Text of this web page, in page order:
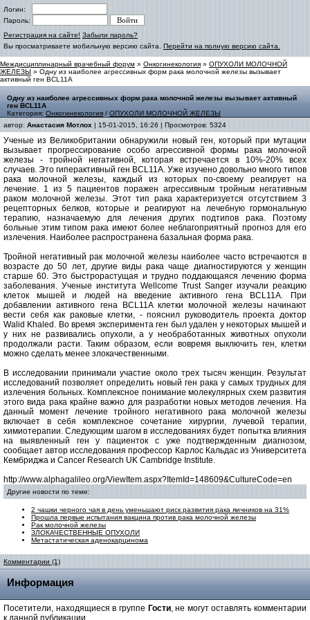
Логин:
Пароль:
Регистрация на сайте! Забыли пароль?
Вы просматриваете мобильную версию сайта. Перейти на полную версию сайта.
Междисциплинарный врачебный форум » Онкогинекология » ОПУХОЛИ МОЛОЧНОЙ
ЖЕЛЕЗЫ » Одну из наиболее агрессивных форм рака молочной железы вызывает
активный ген BCL11A
Одну из наиболее агрессивных форм рака молочной железы вызывает активный
ген BCL11A
Категория: Онкогинекология / ОПУХОЛИ МОЛОЧНОЙ ЖЕЛЕЗЫ
автор: Анастасия Мотлох | 15-01-2015, 16:26 | Просмотров: 5324
Ученые из Великобритании обнаружили новый ген, который при мутации
вызывает прогрессирование особо агрессивной формы рака молочной
железы - тройной негативной, которая встречается в 10%-20% всех
случаев. Это гиперактивный ген BCL11A. Уже изучено довольно много типов
рака молочной железы, каждый из которых по-своему реагирует на
лечение. 1 из 5 пациентов поражен агрессивным тройным негативным
раком молочной железы. Этот тип рака характеризуется отсутствием 3
рецепторных белков, которые и реагируют на лечебную гормональную
терапию, назначаемую для лечения других подтипов рака. Поэтому
больные этим типом рака имеют более неблагоприятный прогноз для его
излечения. Наиболее распространена базальная форма рака.
Тройной негативный рак молочной железы наиболее часто встречаются в
возрасте до 50 лет, другие виды рака чаще диагностируются у женщин
старше 60. Это быстрорастущая и трудно поддающаяся лечению форма
заболевания. Ученые института Wellcome Trust Sanger изучали реакцию
клеток мышей и людей на введение активного гена BCL11A. При
добавлении активного гена BCL11A клетки молочной железы начинают
вести себя как раковые клетки, - пояснил руководитель проекта доктор
Walid Khaled. Во время эксперимента ген был удален у некоторых мышей и
у них не развивались опухоли, а у необработанных животных опухоли
продолжали расти. Таким образом, если вовремя выключить ген, клетки
можно сделать менее злокачественными.
В исследовании принимали участие около трех тысяч женщин. Результат
исследований позволяет определить новый ген рака у самых трудных для
излечения больных. Комплексное понимание молекулярных схем развития
этого вида рака крайне важно для разработки новых методов лечения. На
данный момент лечение тройного негативного рака молочной железы
включает в себя комплексное сочетание хирургии, лучевой терапии,
химиотерапии. Следующим шагом в исследованиях будет попытка влияния
на выявленный ген у пациенток с уже подтвержденным диагнозом,
сообщает автор исследования профессор Карлос Кальдас из Университета
Кембриджа и Cancer Research UK Cambridge Institute.
http://www.alphagalileo.org/ViewItem.aspx?ItemId=148609&CultureCode=en
Другие новости по теме:
2 чашки черного чая в день уменьшают риск развития рака яичников на 31%
Прошла первые испытания вакцина против рака молочной железы
Рак молочной железы
ЗЛОКАЧЕСТВЕННЫЕ ОПУХОЛИ
Метастатическая аденокарцинома
Комментарии (1)
Информация
Посетители, находящиеся в группе Гости, не могут оставлять комментарии
к данной публикации.